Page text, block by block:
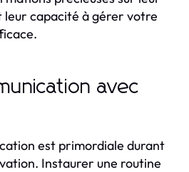
leur capacité à gérer votre
avec
est primordiale durant
Instaurer une routine